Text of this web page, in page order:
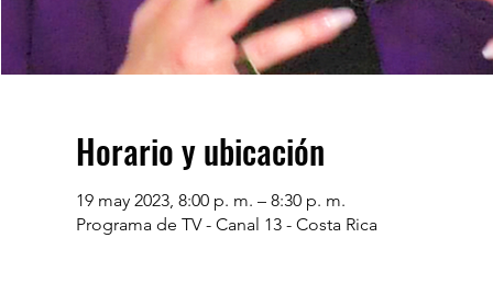
Horario y ubicación
19 may 2023, 8:00 p. m. – 8:30 p. m.
Programa de TV - Canal 13 - Costa Rica